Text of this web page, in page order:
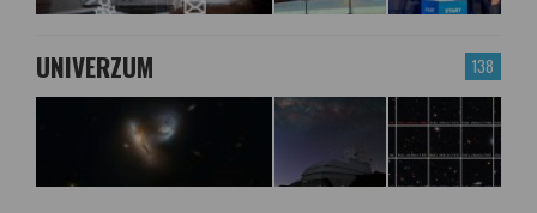
138
UNIVERZUM